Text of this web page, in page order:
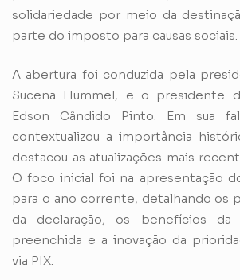
solidariedade por meio da
parte do imposto para causas sociais.
A abertura foi conduzida pela
Sucena Hummel, e o presidente
Edson Cândido Pinto. Em sua
contextualizou a importância
destacou as atualizações mais
O foco inicial foi na apresentação
para o ano corrente, detalhando os
da declaração, os benefícios da
preenchida e a inovação da
via PIX.